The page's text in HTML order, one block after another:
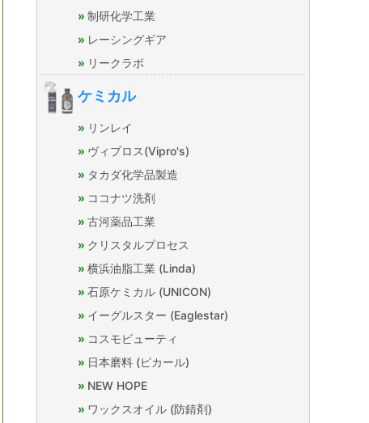
制研化学工業
レーシングギア
リークラボ
ケミカル
リンレイ
ヴィプロス(Vipro's)
タカダ化学品製造
ココナツ洗剤
古河薬品工業
クリスタルプロセス
横浜油脂工業 (Linda)
石原ケミカル (UNICON)
イーグルスター (Eaglestar)
コスモビューティ
日本磨料 (ピカール)
NEW HOPE
ワックスオイル (防錆剤)